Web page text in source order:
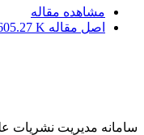
مشاهده مقاله
اصل مقاله K
سامانه مدیریت نشریات